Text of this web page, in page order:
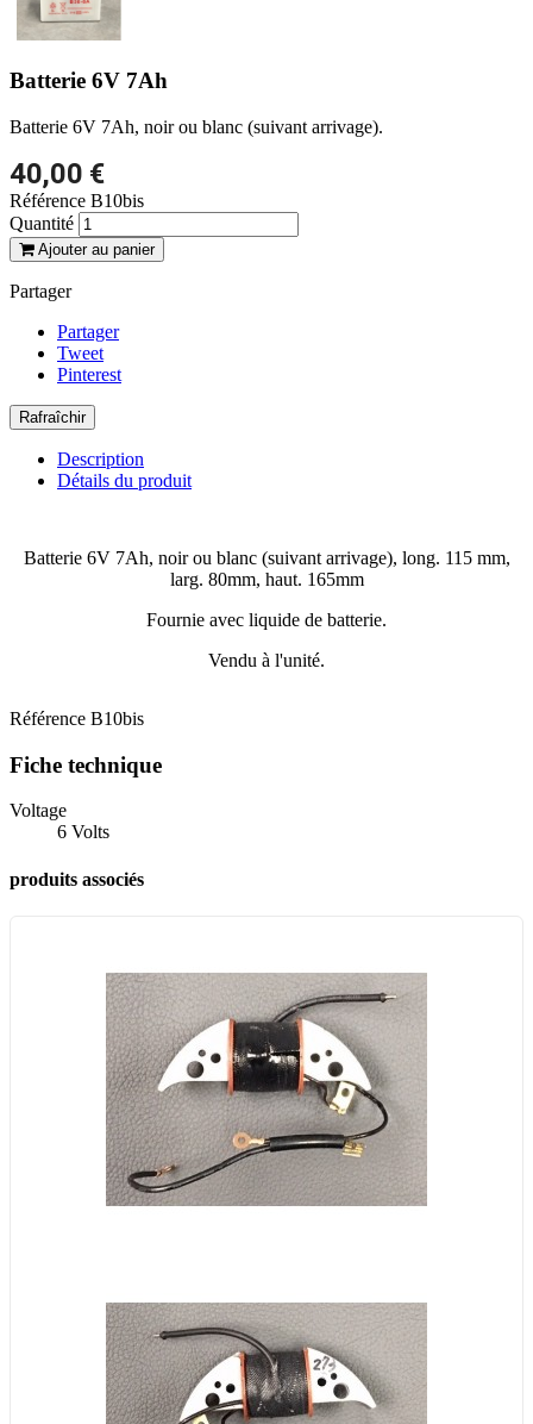
Batterie 6V 7Ah
Batterie 6V 7Ah, noir ou blanc (suivant arrivage).
40,00 €
Référence B10bis
Quantité
Ajouter au panier
Partager
Partager
Tweet
Pinterest
Description
Détails du produit
Batterie 6V 7Ah, noir ou blanc (suivant arrivage), long. 115 mm,
larg. 80mm, haut. 165mm
Fournie avec liquide de batterie.
Vendu à l'unité.
Référence B10bis
Fiche technique
Voltage
6 Volts
produits associés